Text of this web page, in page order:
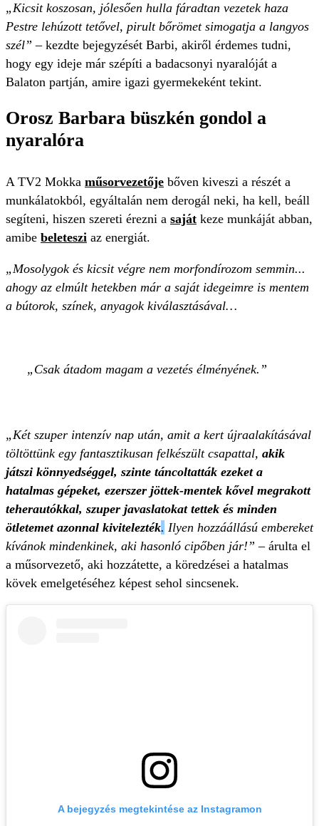
„Kicsit koszosan, jólesően hulla fáradtan vezetek haza
Pestre lehúzott tetővel, pirult bőrömet simogatja a langyos
szél” –kezdte bejegyzését Barbi, akiről érdemes tudni,
hogy egy ideje már szépíti a badacsonyi nyaralóját a
Balaton partján, amire igazi gyermekeként tekint.
Orosz Barbara büszkén gondol a
nyaralóra
A TV2 Mokka műsorvezetője bőven kiveszi a részét a
munkálatokból, egyáltalán nem derogál neki, ha kell, beáll
segíteni, hiszen szereti érezni a saját keze munkáját abban,
amibe beleteszi az energiát.
„Mosolygok és kicsit végre nem morfondírozom semmin...
ahogy az elmúlt hetekben már a saját idegeimre is mentem
a bútorok, színek, anyagok kiválasztásával…
Csak átadom magam a vezetés élményének.
„Két szuper intenzív nap után, amit a kert újraalakításával
töltöttünk egy fantasztikusan felkészült csapattal, akik
játszi könnyedséggel, szinte táncoltatták ezeket a
hatalmas gépeket, ezerszer jöttek-mentek kővel megrakott
teherautókkal, szuper javaslatokat tettek és minden
ötletemet azonnal kivitelezték. Ilyen hozzáállású embereket
kívánok mindenkinek, aki hasonló cipőben jár!” – árulta el
a műsorvezető, aki hozzátette, a köredzései a hatalmas
kövek emelgetéséhez képest sehol sincsenek.
A bejegyzés megtekintése az Instagramon